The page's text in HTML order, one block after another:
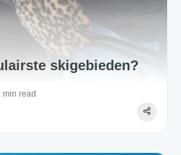
skigebieden?
min read